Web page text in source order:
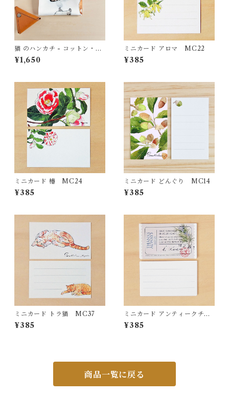
猫 のハンカチ - コットン・す
こし大きめ - スカーフにも
HC11
¥1,650
ミニカード アロマ MC22
¥385
ミニカード 椿 MC24
¥385
ミニカード どんぐり MC14
¥385
ミニカード トラ猫 MC37
¥385
ミニカード アンティークチケ
ット
¥385
商品一覧に戻る